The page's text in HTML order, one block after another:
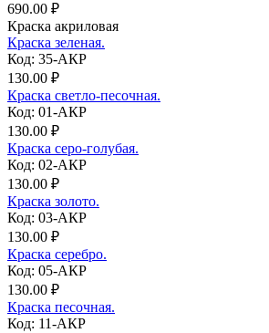
690.00 ₽
Краска акриловая
Краска зеленая.
Код: 35-АКР
130.00 ₽
Краска светло-песочная.
Код: 01-АКР
130.00 ₽
Краска серо-голубая.
Код: 02-АКР
130.00 ₽
Краска золото.
Код: 03-АКР
130.00 ₽
Краска серебро.
Код: 05-АКР
130.00 ₽
Краска песочная.
Код: 11-АКР